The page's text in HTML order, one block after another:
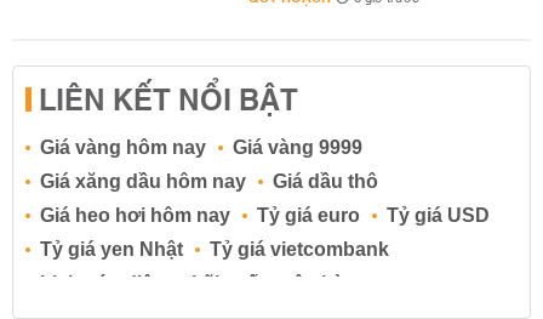
LIÊN KẾT NỔI BẬT
Giá vàng hôm nay
Giá vàng 9999
Giá xăng dầu hôm nay
Giá dầu thô
Giá heo hơi hôm nay
Tỷ giá euro
Tỷ giá USD
Tỷ giá yen Nhật
Tỷ giá vietcombank
Lịch cúp điện
Lãi suất ngân hàng